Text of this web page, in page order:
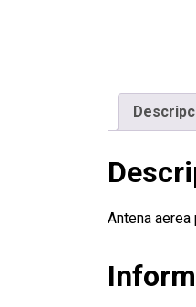
Antena